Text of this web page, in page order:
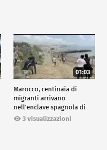
01:03
Marocco, centinaia di
migranti arrivano
nell'enclave spagnola di
Ceuta3 visualizzazioni